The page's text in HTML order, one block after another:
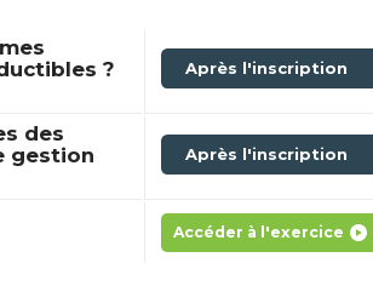
?
Après l'inscription
des
gestion
Après l'inscription
Accéder à l'exercice